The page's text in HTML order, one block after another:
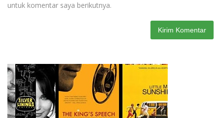
untuk komentar saya berikutnya.